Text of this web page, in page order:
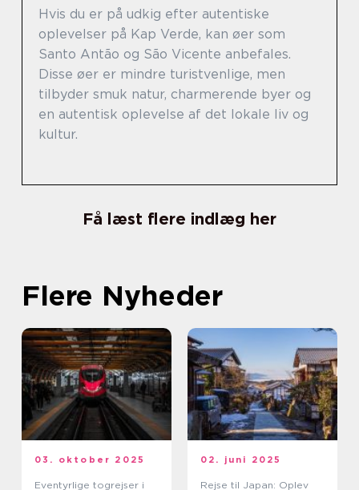
Hvis du er på udkig efter autentiske
oplevelser på Kap Verde, kan øer som
Santo Antão og São Vicente anbefales.
Disse øer er mindre turistvenlige, men
tilbyder smuk natur, charmerende byer og
en autentisk oplevelse af det lokale liv og
kultur.
Få læst flere indlæg her
Flere Nyheder
03. oktober 2025
Eventyrlige togrejser i
02. juni 2025
Rejse til Japan: Oplev